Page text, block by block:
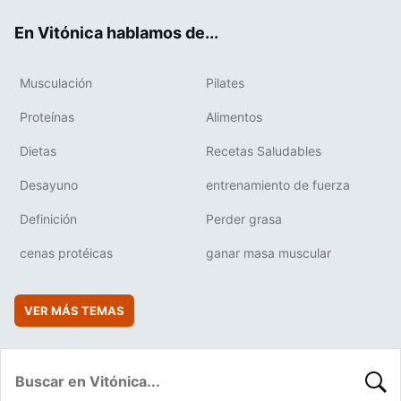
En Vitónica hablamos de...
Musculación Pilates
Proteínas Alimentos
Dietas Recetas Saludables
Desayuno entrenamiento de fuerza
Definición Perder grasa
cenas protéicas ganar masa muscular
VER MÁS TEMAS